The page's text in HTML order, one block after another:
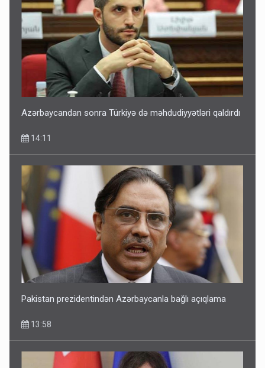
Azərbaycandan sonra Türkiyə də məhdudiyyətləri qaldırdı
14:11
Pakistan prezidentindən Azərbaycanla bağlı açıqlama
13:58